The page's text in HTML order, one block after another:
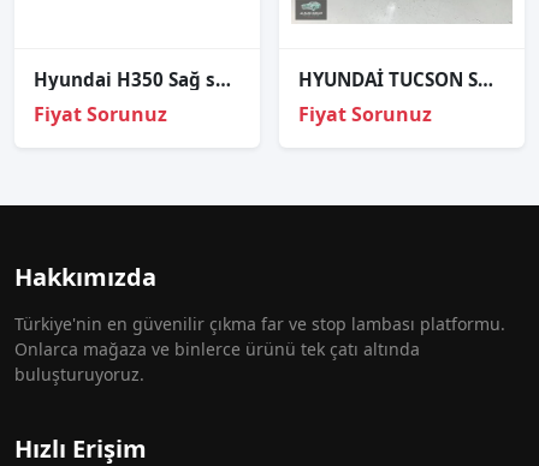
Hyundai H350 Sağ sol sis tesisatı 2016-Orjinal.
Fiyat Sorunuz
HYUNDAİ TUCSON SOL FAR
Fiyat Sorunuz
Hakkımızda
Türkiye'nin en güvenilir çıkma far ve stop lambası platformu.
Onlarca mağaza ve binlerce ürünü tek çatı altında
buluşturuyoruz.
Hızlı Erişim